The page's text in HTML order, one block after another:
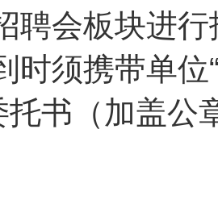
聘会板块进
时须携带单
托书（加盖公